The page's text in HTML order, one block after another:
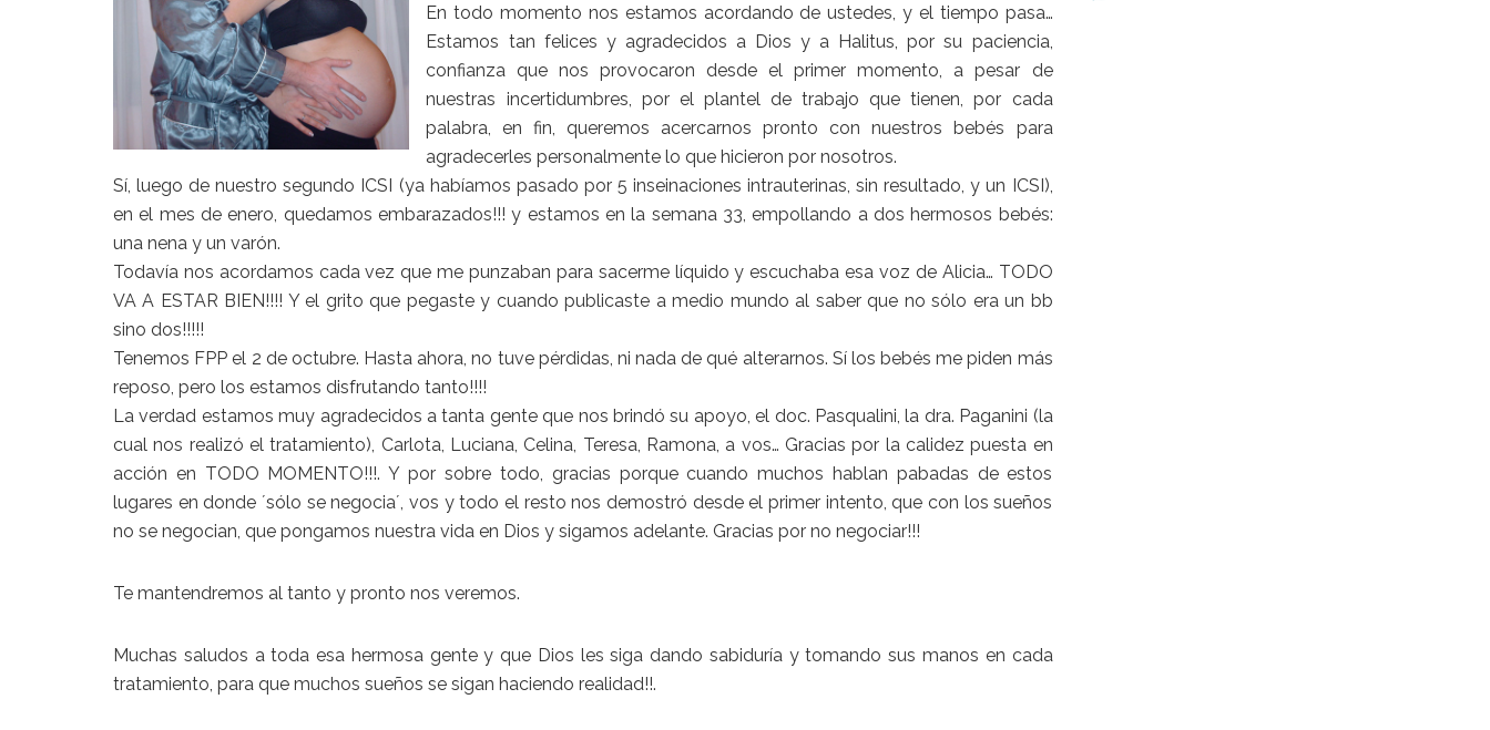
En todo momento nos estamos acordando de ustedes, y el tiempo pasa…
Estamos tan felices y agradecidos a Dios y a Halitus, por su paciencia,
confianza que nos provocaron desde el primer momento, a pesar de
nuestras incertidumbres, por el plantel de trabajo que tienen, por cada
palabra, en fin, queremos acercarnos pronto con nuestros bebés para
agradecerles personalmente lo que hicieron por nosotros.
Sí, luego de nuestro segundo ICSI (ya habíamos pasado por 5 inseinaciones intrauterinas, sin resultado, y un ICSI),
en el mes de enero, quedamos embarazados!!! y estamos en la semana 33, empollando a dos hermosos bebés:
una nena y un varón.
Todavía nos acordamos cada vez que me punzaban para sacerme líquido y escuchaba esa voz de Alicia… TODO
VA A ESTAR BIEN!!!! Y el grito que pegaste y cuando publicaste a medio mundo al saber que no sólo era un bb
sino dos!!!!!
Tenemos FPP el 2 de octubre. Hasta ahora, no tuve pérdidas, ni nada de qué alterarnos. Sí los bebés me piden más
reposo, pero los estamos disfrutando tanto!!!!
La verdad estamos muy agradecidos a tanta gente que nos brindó su apoyo, el doc. Pasqualini, la dra. Paganini (la
cual nos realizó el tratamiento), Carlota, Luciana, Celina, Teresa, Ramona, a vos… Gracias por la calidez puesta en
acción en TODO MOMENTO!!!. Y por sobre todo, gracias porque cuando muchos hablan pabadas de estos
lugares en donde ´sólo se negocia´, vos y todo el resto nos demostró desde el primer intento, que con los sueños
no se negocian, que pongamos nuestra vida en Dios y sigamos adelante. Gracias por no negociar!!!
Te mantendremos al tanto y pronto nos veremos.
Muchas saludos a toda esa hermosa gente y que Dios les siga dando sabiduría y tomando sus manos en cada
tratamiento, para que muchos sueños se sigan haciendo realidad!!.